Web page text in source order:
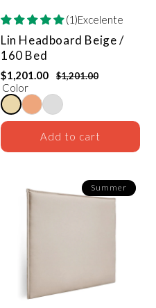
(1)Excelente
Lin Headboard Beige /
160 Bed
$1,201.00 $1,201.00
Color
Add to cart
Summer